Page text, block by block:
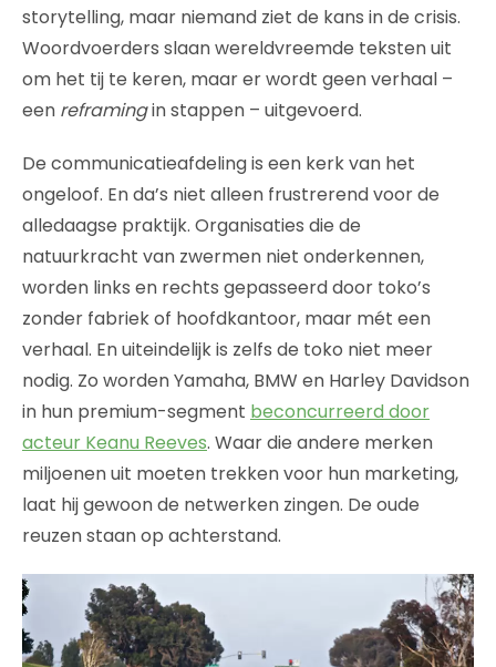
storytelling, maar niemand ziet de kans in de crisis.
Woordvoerders slaan wereldvreemde teksten uit
om het tij te keren, maar er wordt geen verhaal –
een reframingin stappen – uitgevoerd.
De communicatieafdeling is een kerk van het
ongeloof. En da’s niet alleen frustrerend voor de
alledaagse praktijk. Organisaties die de
natuurkracht van zwermen niet onderkennen,
worden links en rechts gepasseerd door toko’s
zonder fabriek of hoofdkantoor, maar mét een
verhaal. En uiteindelijk is zelfs de toko niet meer
nodig. Zo worden Yamaha, BMW en Harley Davidson
in hun premium-segment beconcurreerd door
acteur Keanu Reeves. Waar die andere merken
miljoenen uit moeten trekken voor hun marketing,
laat hij gewoon de netwerken zingen. De oude
reuzen staan op achterstand.